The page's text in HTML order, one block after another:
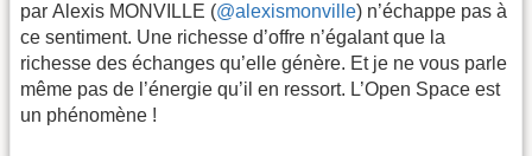
par Alexis MONVILLE (@alexismonville) n’échappe pas à
ce sentiment. Une richesse d’offre n’égalant que la
richesse des échanges qu’elle génère. Et je ne vous parle
même pas de l’énergie qu’il en ressort. L’Open Space est
un phénomène !